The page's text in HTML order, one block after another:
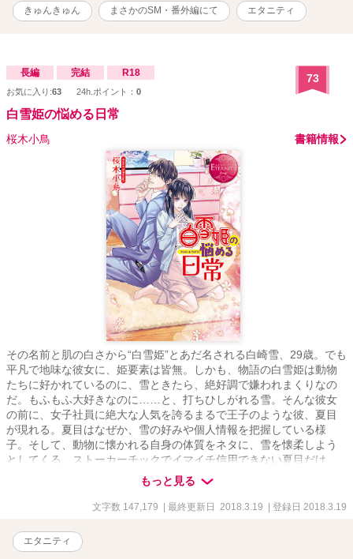
に公開にて完結します。全37話。 ■#EX-03.～05.ＳＭ・男が掘られ
る描写が入ります。 ■#EX-08.～10.犯罪行為の描写があります。以
返信は、『ムーンライトノベルズ』版は『活動報告』にて、『アル
ファポリス』版は『近況ボード』にてさせて頂いております。
きゅんきゅん まさかのSM・番外編にて エタニティ
長編 完結 R18
お気に入り:63 24h.ポイント： 0
73
白雪姫の悩める日常
桜木小鳥 書籍情報
その名前と肌の白さから“白雪姫”とあだ名される白崎雪、29歳。でも
平凡で地味な彼女に、姫要素は皆無。しかも、物語の白雪姫は動物
たちに好かれているのに、雪ときたら、絶好調で嫌われまくりなの
だ。もふもふ大好きなのに……と、打ちひしがれる雪。そんな彼女
の前に、女子社員に絶大な人気を誇るまるで王子のような彼、夏目
が現れる。夏目はなぜか、雪の好みや個人情報を把握している様
子。そして、動物に懐かれる自身の体質をネタに、雪を懐柔しよう
としてくる。ストーカーチックでイマイチ信用できない夏目だけ
ど、その愛情は間違いなく一直線に雪に向かっているようで……!?
もっと見る
文字数 147,179 | 最終更新日 2018.3.19 | 登録日 2018.3.19
エタニティ